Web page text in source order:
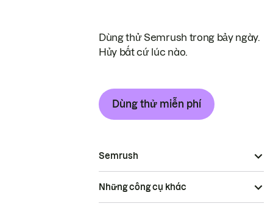
Dùng thử Semrush trong bảy ngày.
Hủy bất cứ lúc nào.
Dùng thử miễn phí
Semrush
Những công cụ khác